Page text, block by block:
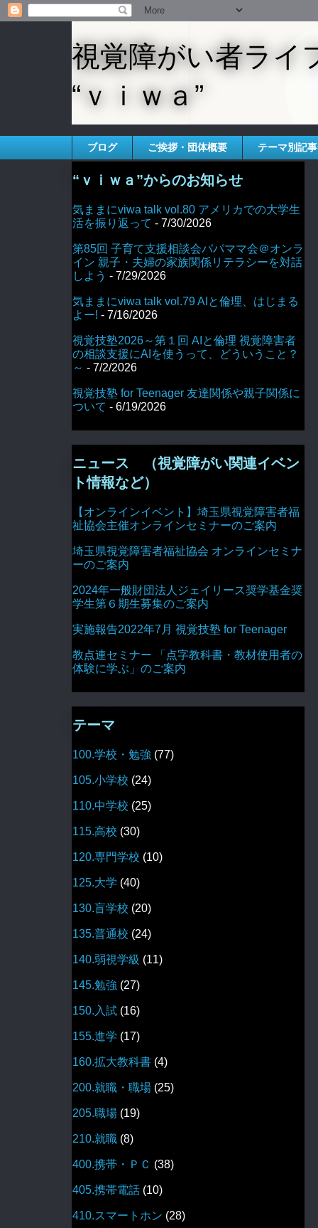
視覚障がい者ライ
“ｖｉｗａ”
ブログ ご挨拶・団体概要 テーマ別記
“ｖｉｗａ”からのお知らせ
気ままにviwa talk vol.80 アメリカでの大学生
活を振り返って - 7/30/2026
第85回 子育て支援相談会パパママ会＠オンラ
イン 親子・夫婦の家族関係リテラシーを対話
しよう - 7/29/2026
気ままにviwa talk vol.79 AIと倫理、はじまる
よー! - 7/16/2026
視覚技塾2026～第１回 AIと倫理 視覚障害者
の相談支援にAIを使うって、どういうこと？
～ - 7/2/2026
視覚技塾 for Teenager 友達関係や親子関係に
ついて - 6/19/2026
ニュース （視覚障がい関連イベン
ト情報など）
【オンラインイベント】埼玉県視覚障害者福
祉協会主催オンラインセミナーのご案内
埼玉県視覚障害者福祉協会 オンラインセミナ
ーのご案内
2024年一般財団法人ジェイリース奨学基金奨
学生第６期生募集のご案内
実施報告2022年7月 視覚技塾 for Teenager
教点連セミナー 「点字教科書・教材使用者の
体験に学ぶ」のご案内
テーマ
100.学校・勉強 (77)
105.小学校 (24)
110.中学校 (25)
115.高校 (30)
120.専門学校 (10)
125.大学 (40)
130.盲学校 (20)
135.普通校 (24)
140.弱視学級 (11)
145.勉強 (27)
150.入試 (16)
155.進学 (17)
160.拡大教科書 (4)
200.就職・職場 (25)
205.職場 (19)
210.就職 (8)
400.携帯・ＰＣ (38)
405.携帯電話 (10)
410.スマートホン (28)